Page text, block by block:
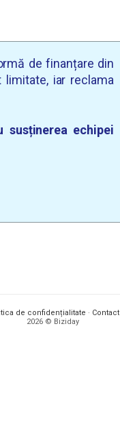
de finanțare din
iar reclama
echipei
de confidențialitate · Contact
2026 © Biziday